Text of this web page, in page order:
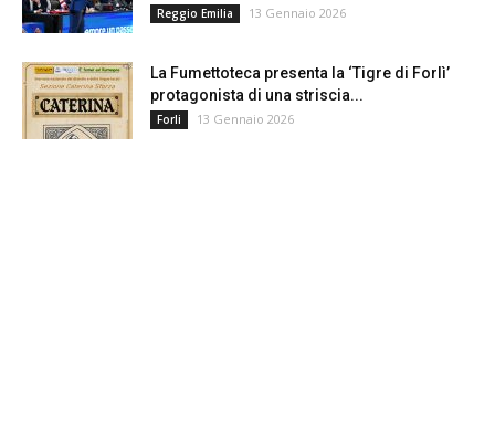
Reggio Emilia 13 Gennaio 2026
La Fumettoteca presenta la ‘Tigre di Forlì’
protagonista di una striscia...
Forli 13 Gennaio 2026